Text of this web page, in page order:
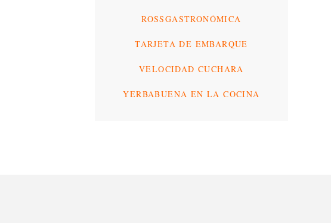
ROSSGASTRONÓMICA
TARJETA DE EMBARQUE
VELOCIDAD CUCHARA
YERBABUENA EN LA COCINA